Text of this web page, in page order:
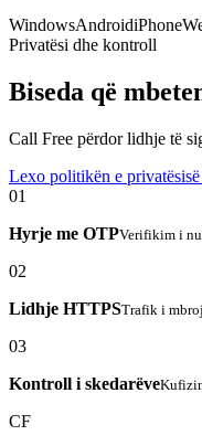
WindowsAndroidiPhone
Privatësi dhe kontroll
Biseda që
Call Free përdor lidhje të
Lexo politikën e
01
Hyrje me OTPVerifikim i
02
Lidhje HTTPSTrafik i
03
Kontroll i skedarëve
CF